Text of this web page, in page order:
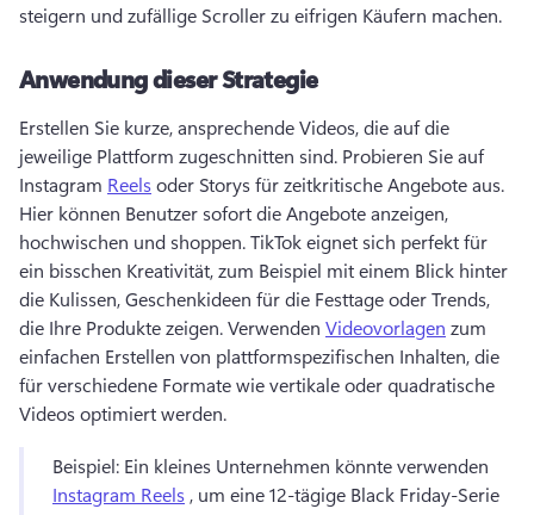
steigern und zufällige Scroller zu eifrigen Käufern machen.
Anwendung dieser Strategie
Erstellen Sie kurze, ansprechende Videos, die auf die
jeweilige Plattform zugeschnitten sind. Probieren Sie auf
Instagram Reels oder Storys für zeitkritische Angebote aus.
Hier können Benutzer sofort die Angebote anzeigen,
hochwischen und shoppen. TikTok eignet sich perfekt für
ein bisschen Kreativität, zum Beispiel mit einem Blick hinter
die Kulissen, Geschenkideen für die Festtage oder Trends,
die Ihre Produkte zeigen. Verwenden Videovorlagen zum
einfachen Erstellen von plattformspezifischen Inhalten, die
für verschiedene Formate wie vertikale oder quadratische
Videos optimiert werden.
Beispiel: Ein kleines Unternehmen könnte verwenden
Instagram Reels , um eine 12-tägige Black Friday-Serie